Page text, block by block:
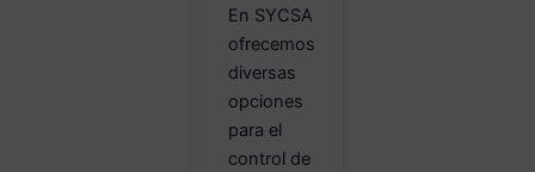
En SYCSA
ofrecemos
diversas
opciones
para el
control de